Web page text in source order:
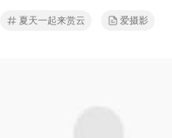
夏天一起来赏云 爱摄影